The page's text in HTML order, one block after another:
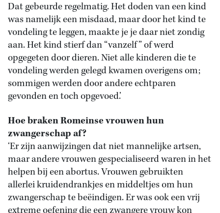
Dat gebeurde regelmatig. Het doden van een kind
was namelijk een misdaad, maar door het kind te
vondeling te leggen, maakte je je daar niet zondig
aan. Het kind stierf dan “vanzelf” of werd
opgegeten door dieren. Niet alle kinderen die te
vondeling werden gelegd kwamen overigens om;
sommigen werden door andere echtparen
gevonden en toch opgevoed.’
Hoe braken Romeinse vrouwen hun
zwangerschap af?
‘Er zijn aanwijzingen dat niet mannelijke artsen,
maar andere vrouwen gespecialiseerd waren in het
helpen bij een abortus. Vrouwen gebruikten
allerlei kruidendrankjes en middeltjes om hun
zwangerschap te beëindigen. Er was ook een vrij